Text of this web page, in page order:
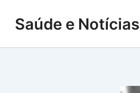
paraSaúde e Notícias